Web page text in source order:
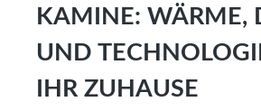
KAMINE: WÄRME,
UND
IHR ZUHAUSE